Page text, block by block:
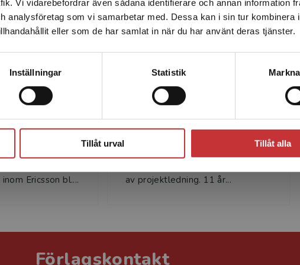
Vi vidarebefordrar även sådana identifierare och annan information
analysföretag som vi samarbetar med. Dessa kan i sin tur kombinera
eller som de har samlat in när du har använt deras tjänster.
Inställningar Statistik
Tillåt urval Tillåt alla
utanför Sverige. Vi erbjuder inte leveranser utanför
För att kunna slutföra ett köp måste
vara i Sverige.Läs mer
i eget bolag,
Ericsson bl....
Mats Ragnarsson
Mats Ragnarsson Seniorkonsult i
Wenell Management och ledamot
av projektledning. 11 år...
Förlagskontakt